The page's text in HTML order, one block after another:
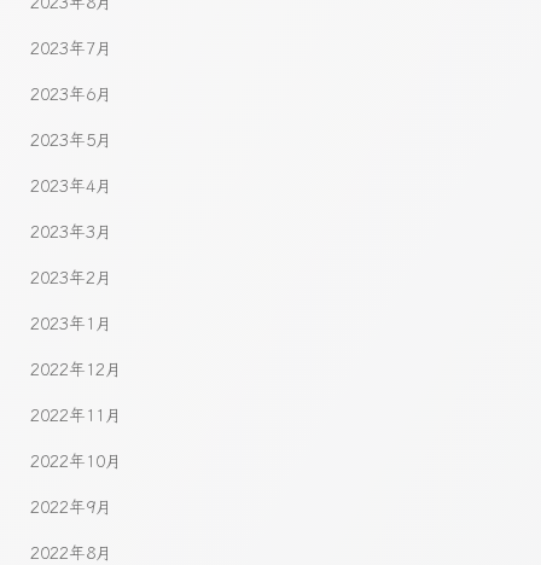
2023年7月
2023年6月
2023年5月
2023年4月
2023年3月
2023年2月
2023年1月
2022年12月
2022年11月
2022年10月
2022年9月
2022年8月